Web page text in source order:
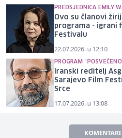
PREDSJEDNICA EMILY
Ovo su članovi
programa - igrani
Festivalu
22.07.2026. u 12:10
PROGRAM
Iranski reditelj
Sarajevo Film
Srce
17.07.2026. u 13:08